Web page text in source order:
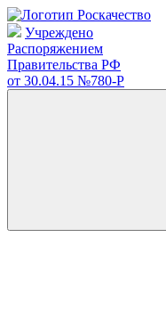
Учреждено
Распоряжением
Правительства РФ
от 30.04.15 №780-Р